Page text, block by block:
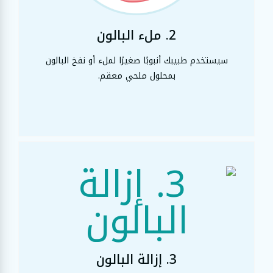
2. ملء البالون
سيستخدم طبيبك أنبوبًا صغيرًا لملء أو نفخ البالون
بمحلول ملحي معقم.
3. إزالة البالون